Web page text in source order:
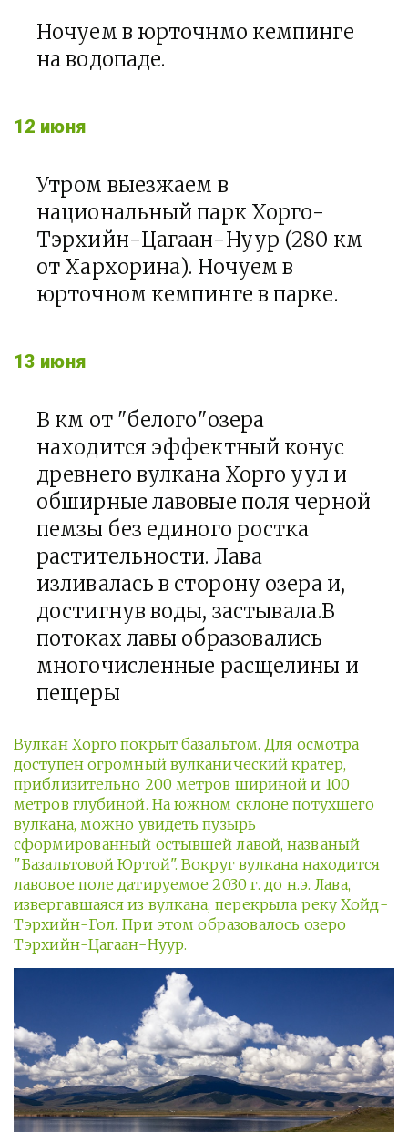
Ночуем в юрточнмо кемпинге
на водопаде.
12 июня
Утром выезжаем в
национальный парк Хорго-
Тэрхийн-Цагаан-Нуур (280 км
от Хархорина). Ночуем в
юрточном кемпинге в парке.
13 июня
В км от "белого"озера
находится эффектный конус
древнего вулкана Хорго уул и
обширные лавовые поля черной
пемзы без единого ростка
растительности. Лава
изливалась в сторону озера и,
достигнув воды, застывала.В
потоках лавы образовались
многочисленные расщелины и
пещеры
Вулкан Хорго покрыт базальтом. Для осмотра
доступен огромный вулканический кратер,
приблизительно 200 метров шириной и 100
метров глубиной. На южном склоне потухшего
вулкана, можно увидеть пузырь
сформированный остывшей лавой, названый
"Базальтовой Юртой". Вокруг вулкана находится
лавовое поле датируемое 2030 г. до н.э. Лава,
извергавшаяся из вулкана, перекрыла реку Хойд-
Тэрхийн-Гол. При этом образовалось озеро
Тэрхийн-Цагаан-Нуур.